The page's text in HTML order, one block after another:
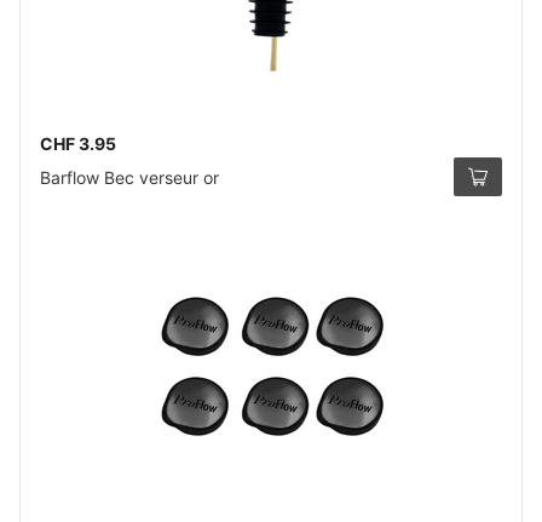
CHF 3.95
Barflow Bec verseur or